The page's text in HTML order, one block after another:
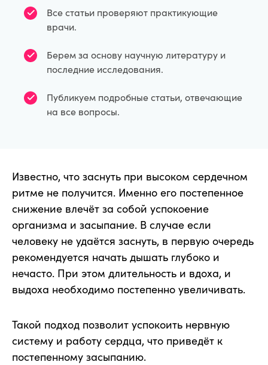
Все статьи проверяют практикующие
врачи.
Берем за основу научную литературу и
последние исследования.
Публикуем подробные статьи, отвечающие
на все вопросы.
Известно, что заснуть при высоком сердечном
ритме не получится. Именно его постепенное
снижение влечёт за собой успокоение
организма и засыпание. В случае если
человеку не удаётся заснуть, в первую очередь
рекомендуется начать дышать глубоко и
нечасто. При этом длительность и вдоха, и
выдоха необходимо постепенно увеличивать.
Такой подход позволит успокоить нервную
систему и работу сердца, что приведёт к
постепенному засыпанию.